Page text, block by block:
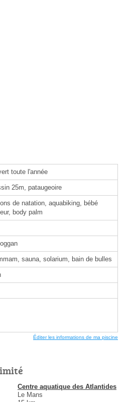
toute l'année
25m, pataugeoire
de natation, aquabiking, bébé
body palm
sauna, solarium, bain de bulles
Éditer les informations de ma piscine
Centre aquatique des Atlantides
Le Mans